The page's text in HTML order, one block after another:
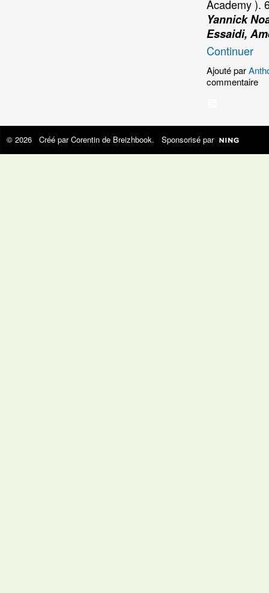
Academy ).
Yannick
Essaidi,
Continuer
Ajouté par
commentaire
© 2026 Créé parCorentin de Breizhbook. Sponsorisé par